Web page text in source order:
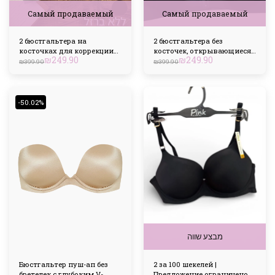
Самый продаваемый
2 бюстгальтера на
косточках для коррекции
формы
₪399.90₪249.90
Самый продаваемый
2 бюстгальтера без
косточек, открывающиеся
спереди
₪399.90₪249.90
-50.02%
Бюстгальтер пуш-ап без
מבצע שווה
2 за 100 шекелей |